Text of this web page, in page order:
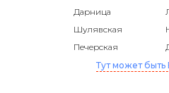
Дарница
Шулявская
Печерская
Тут может